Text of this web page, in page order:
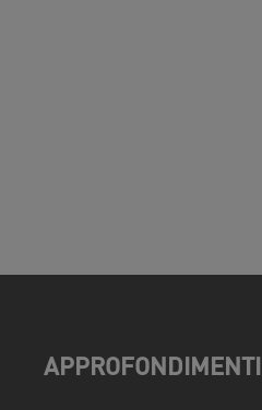
APPROFONDIMENTI